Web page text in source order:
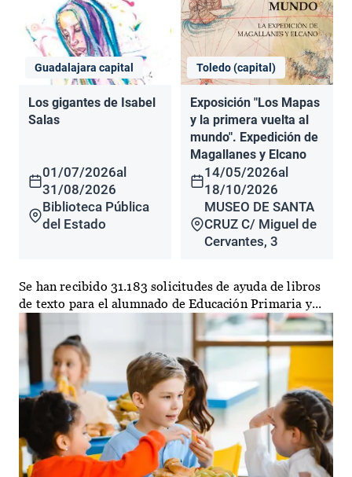
Guadalajara capital
Los gigantes de Isabel
Salas
01/07/2026al
31/08/2026
Biblioteca Pública
del Estado
Toledo (capital)
Exposición "Los Mapas
y la primera vuelta al
mundo". Expedición de
Magallanes y Elcano
14/05/2026al
18/10/2026
MUSEO DE SANTA
CRUZ C/ Miguel de
Cervantes, 3
Se han recibido 31.183 solicitudes de ayuda de libros
de texto para el alumnado de Educación Primaria y...